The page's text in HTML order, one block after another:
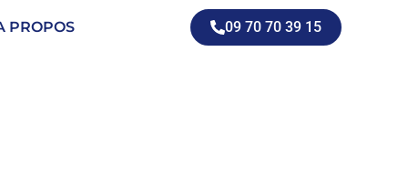
PROPOS 09 70 70 39 15